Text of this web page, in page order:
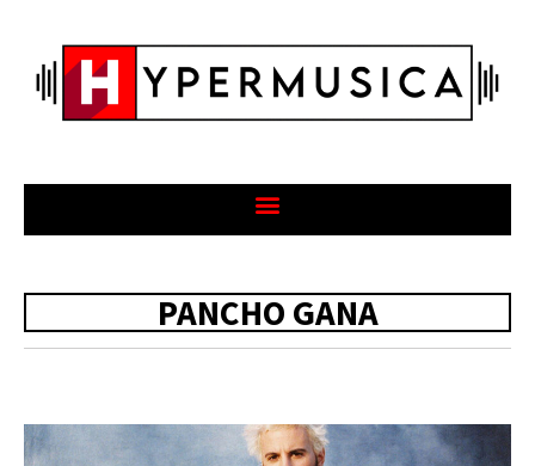
PANCHO GANA